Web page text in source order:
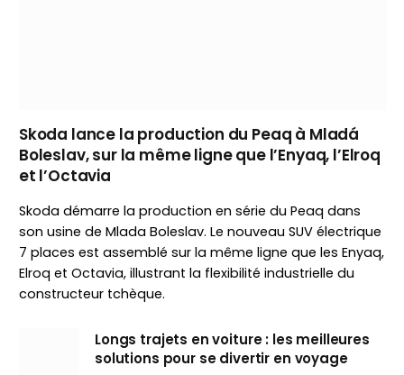
Skoda lance la production du Peaq à Mladá
Boleslav, sur la même ligne que l’Enyaq, l’Elroq
et l’Octavia
Skoda démarre la production en série du Peaq dans
son usine de Mlada Boleslav. Le nouveau SUV électrique
7 places est assemblé sur la même ligne que les Enyaq,
Elroq et Octavia, illustrant la flexibilité industrielle du
constructeur tchèque.
Longs trajets en voiture : les meilleures
solutions pour se divertir en voyage